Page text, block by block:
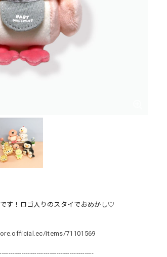
す！ロゴ入りのスタイでおめかし♡
items/71101569